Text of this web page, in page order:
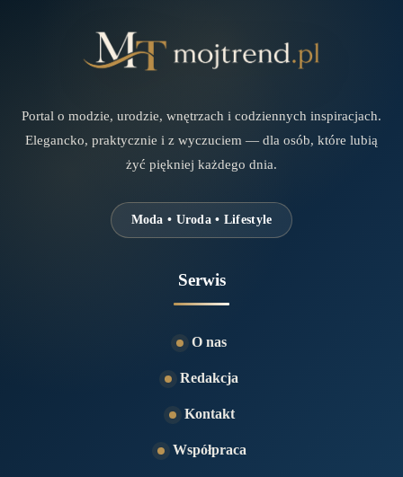
Portal o modzie, urodzie, wnętrzach i codziennych inspiracjach.
Elegancko, praktycznie i z wyczuciem — dla osób, które lubią
żyć piękniej każdego dnia.
Moda • Uroda • Lifestyle
Serwis
O nas
Redakcja
Kontakt
Współpraca